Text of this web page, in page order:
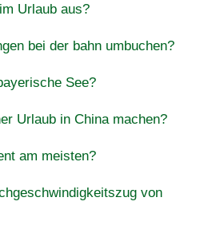
Urlaub aus?
bei der bahn umbuchen?
See?
Urlaub in China machen?
am meisten?
von